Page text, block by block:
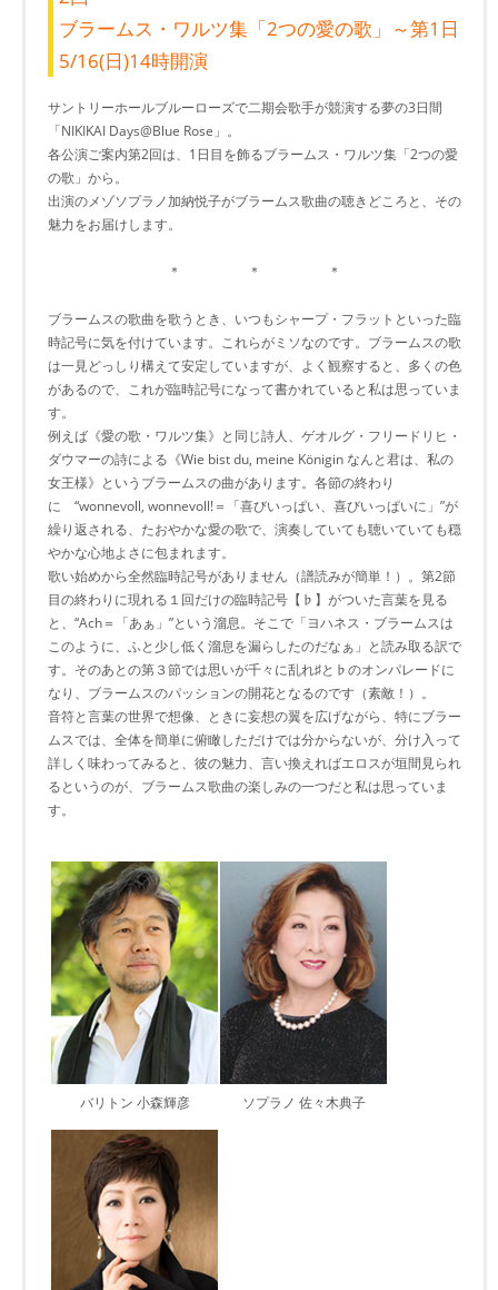
ブラームス・ワルツ集「2つの愛の歌」～第1日
5/16(日)14時開演
サントリーホールブルーローズで二期会歌手が競演する夢の3日間
「NIKIKAI Days@Blue Rose」。
各公演ご案内第2回は、1日目を飾るブラームス・ワルツ集「2つの愛
の歌」から。
出演のメゾソプラノ加納悦子がブラームス歌曲の聴きどころと、その
魅力をお届けします。
＊ ＊ ＊
ブラームスの歌曲を歌うとき、いつもシャープ・フラットといった臨
時記号に気を付けています。これらがミソなのです。ブラームスの歌
は一見どっしり構えて安定していますが、よく観察すると、多くの色
があるので、これが臨時記号になって書かれていると私は思っていま
す。
例えば《愛の歌・ワルツ集》と同じ詩人、ゲオルグ・フリードリヒ・
ダウマーの詩による《Wie bist du, meine Königin なんと君は、私の
女王様》というブラームスの曲があります。各節の終わり
に “wonnevoll, wonnevoll!＝「喜びいっぱい、喜びいっぱいに」”が
繰り返される、たおやかな愛の歌で、演奏していても聴いていても穏
やかな心地よさに包まれます。
歌い始めから全然臨時記号がありません（譜読みが簡単！）。第2節
目の終わりに現れる１回だけの臨時記号【♭】がついた言葉を見る
と、“Ach＝「あぁ」”という溜息。そこで「ヨハネス・ブラームスは
このように、ふと少し低く溜息を漏らしたのだなぁ」と読み取る訳で
す。そのあとの第３節では思いが千々に乱れ♯と♭のオンパレードに
なり、ブラームスのパッションの開花となるのです（素敵！）。
音符と言葉の世界で想像、ときに妄想の翼を広げながら、特にブラー
ムスでは、全体を簡単に俯瞰しただけでは分からないが、分け入って
詳しく味わってみると、彼の魅力、言い換えればエロスが垣間見られ
るというのが、ブラームス歌曲の楽しみの一つだと私は思っていま
す。
バリトン 小森輝彦 ソプラノ 佐々木典子